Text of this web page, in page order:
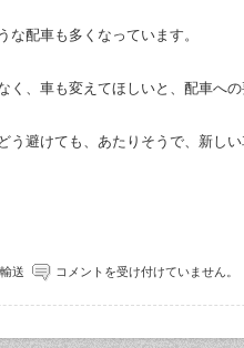
配車も多くなっています。
く、車も変えてほしいと、配車へ
う避けても、あたりそうで、新し
輸送 コメントを受け付けていません。